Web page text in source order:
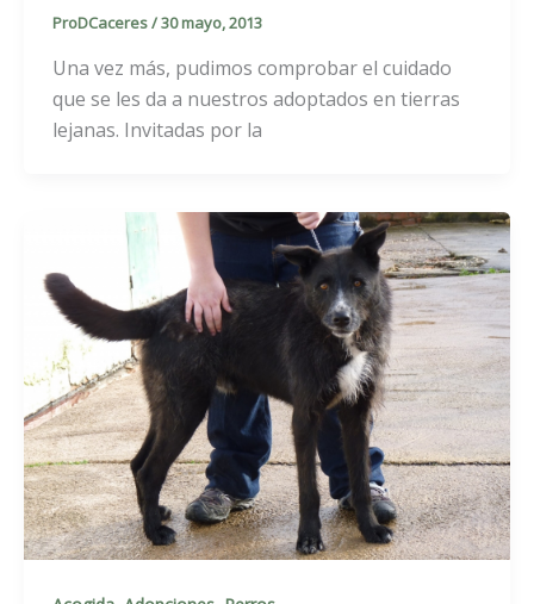
ProDCaceres/30 mayo, 2013
Una vez más, pudimos comprobar el cuidado
que se les da a nuestros adoptados en tierras
lejanas. Invitadas por la